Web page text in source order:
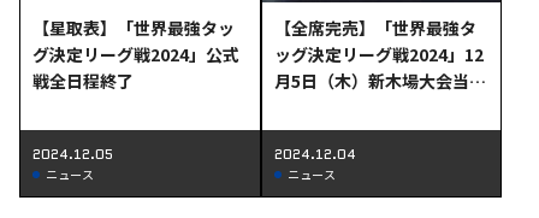
【星取表】「世界最強タッ
グ決定リーグ戦2024」公式
戦全日程終了
2024.12.05
ニュース
【全席完売】「世界最強タ
ッグ決定リーグ戦2024」12
月5日（木）新木場大会当日
2024.12.04
ニュース